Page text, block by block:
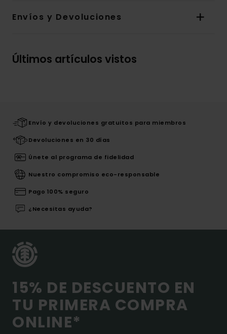
Envíos y Devoluciones
Últimos artículos vistos
Envío y devoluciones gratuitos para miembros
Devoluciones en 30 días
Únete al programa de fidelidad
Nuestro compromiso eco-responsable
Pago 100% seguro
¿Necesitas ayuda?
15% DE DESCUENTO EN
TU PRIMERA COMPRA
ONLINE*